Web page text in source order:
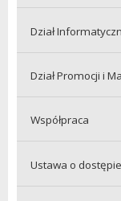
Dział
Dział Promocji i
Współpraca
Ustawa o